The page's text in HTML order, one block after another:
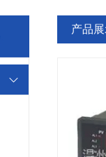
产品展